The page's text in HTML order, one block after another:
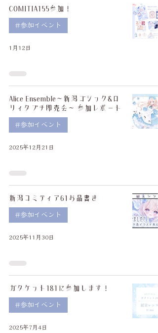
COMITIA155参加！
#参加イベント
1月12日
Alice Ensemble～新潟ゴシック&ロ
リィタプチ即売会～ 参加レポート
#参加イベント
2025年12月21日
新潟コミティア61お品書き
#参加イベント
2025年11月30日
ガタケット181に参加します！
#参加イベント
2025年7月4日